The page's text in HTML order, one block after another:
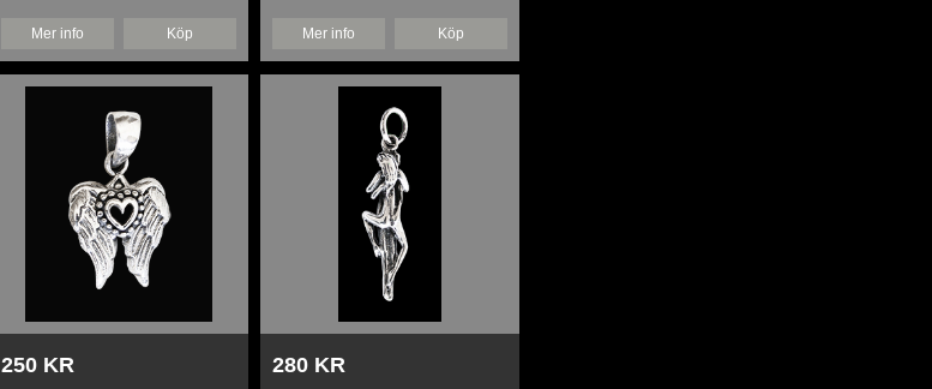
Mer info Köp Mer info Köp
250 KR 280 KR